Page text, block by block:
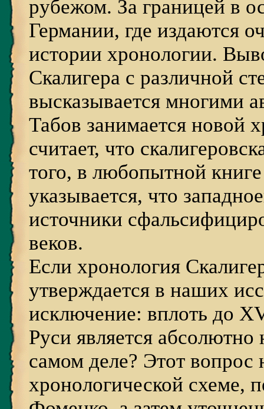
рубежом. За границей в
Германии, где издаются
истории хронологии.
Скалигера с различной
высказывается многими
Табов занимается новой
считает, что
того, в любопытной
указывается, что
источники
веков.
Если хронология
утверждается в наших
исключение: вплоть до
Руси является
самом деле? Этот вопрос
хронологической схеме,